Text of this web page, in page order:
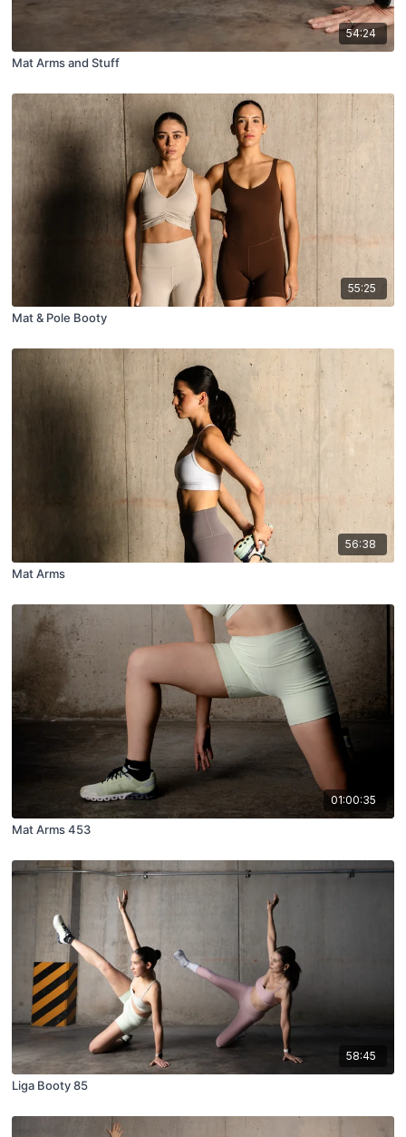
54:24
Mat Arms and Stuff
55:25
Mat & Pole Booty
56:38
Mat Arms
01:00:35
Mat Arms 453
58:45
Liga Booty 85